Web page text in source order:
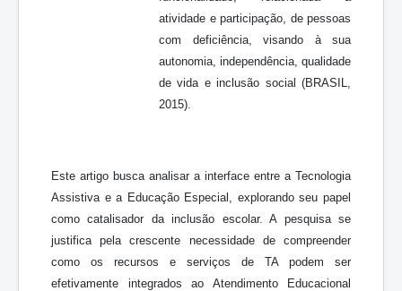
atividade e participação, de pessoas
com deficiência, visando à sua
autonomia, independência, qualidade
de vida e inclusão social (BRASIL,
2015).
Este artigo busca analisar a interface entre a Tecnologia
Assistiva e a Educação Especial, explorando seu papel
como catalisador da inclusão escolar. A pesquisa se
justifica pela crescente necessidade de compreender
como os recursos e serviços de TA podem ser
efetivamente integrados ao Atendimento Educacional